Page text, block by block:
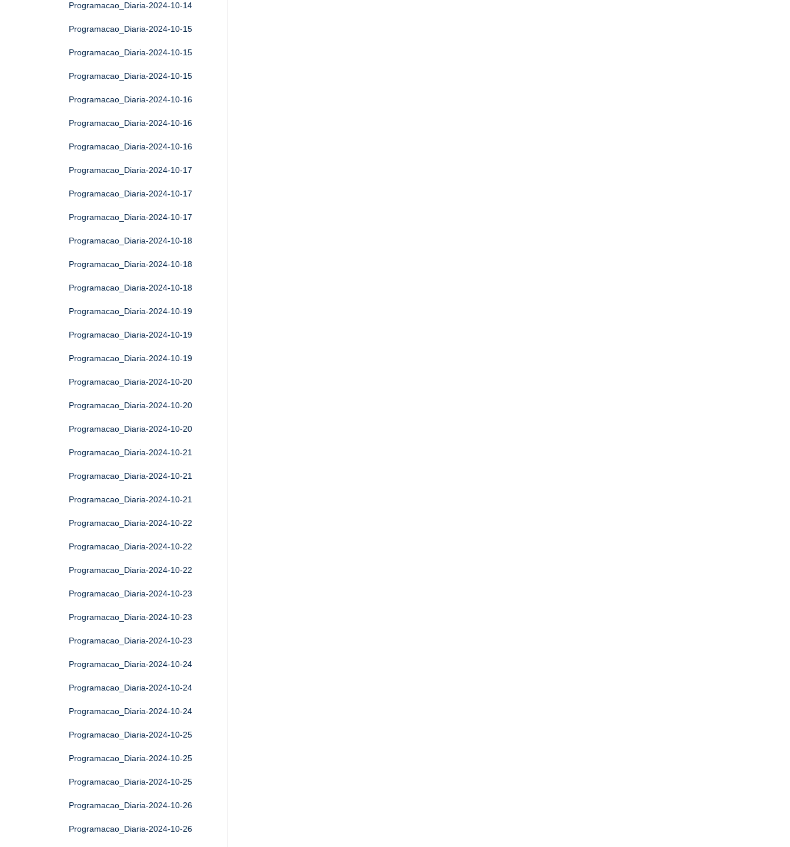
Programacao_Diaria-2024-10-14
Programacao_Diaria-2024-10-15
Programacao_Diaria-2024-10-15
Programacao_Diaria-2024-10-15
Programacao_Diaria-2024-10-16
Programacao_Diaria-2024-10-16
Programacao_Diaria-2024-10-16
Programacao_Diaria-2024-10-17
Programacao_Diaria-2024-10-17
Programacao_Diaria-2024-10-17
Programacao_Diaria-2024-10-18
Programacao_Diaria-2024-10-18
Programacao_Diaria-2024-10-18
Programacao_Diaria-2024-10-19
Programacao_Diaria-2024-10-19
Programacao_Diaria-2024-10-19
Programacao_Diaria-2024-10-20
Programacao_Diaria-2024-10-20
Programacao_Diaria-2024-10-20
Programacao_Diaria-2024-10-21
Programacao_Diaria-2024-10-21
Programacao_Diaria-2024-10-21
Programacao_Diaria-2024-10-22
Programacao_Diaria-2024-10-22
Programacao_Diaria-2024-10-22
Programacao_Diaria-2024-10-23
Programacao_Diaria-2024-10-23
Programacao_Diaria-2024-10-23
Programacao_Diaria-2024-10-24
Programacao_Diaria-2024-10-24
Programacao_Diaria-2024-10-24
Programacao_Diaria-2024-10-25
Programacao_Diaria-2024-10-25
Programacao_Diaria-2024-10-25
Programacao_Diaria-2024-10-26
Programacao_Diaria-2024-10-26